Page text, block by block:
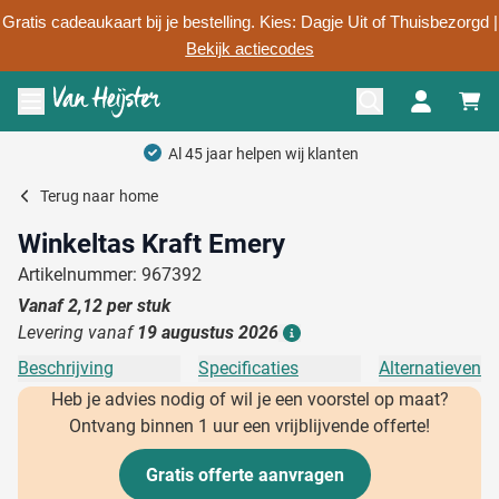
Gratis cadeaukaart bij je bestelling. Kies: Dagje Uit of Thuisbezorgd |
Bekijk actiecodes
Ga naar de inhoud
Menu openen
Al 45 jaar helpen wij klanten
Terug naar home
Winkeltas Kraft Emery
Artikelnummer: 967392
Vanaf2,12 per stuk
Levering vanaf 19 augustus 2026
Beschrijving Specificaties
Alternatieven
Heb je advies nodig of wil je een voorstel op maat?
Ontvang binnen 1 uur een vrijblijvende offerte!
Gratis offerte aanvragen